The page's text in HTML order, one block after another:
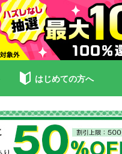
はじめての方へ